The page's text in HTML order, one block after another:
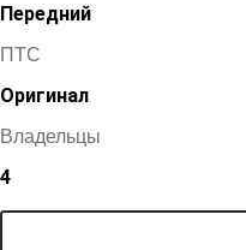
Передний
ПТС
Оригинал
Владельцы
4